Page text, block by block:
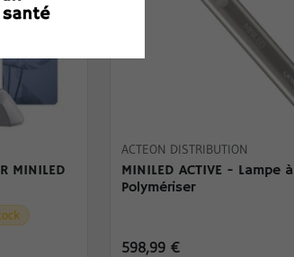
MINILED
ACTEON DISTRIBUTION
MINILED ACTIVE - Lampe à
Polymériser
598,99 €